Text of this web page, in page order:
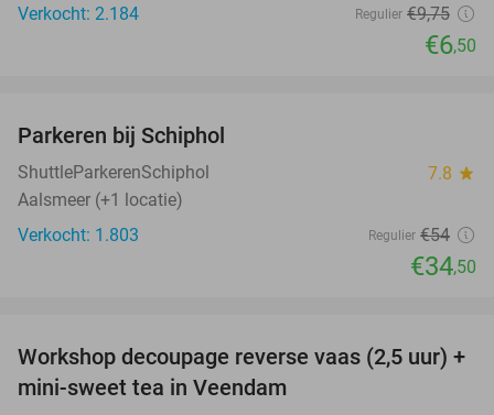
Verkocht: 2.184
Regulier €9,75
€6,50
Parkeren bij Schiphol
ShuttleParkerenSchiphol 7.8 star
Aalsmeer (+1 locatie)
Verkocht: 1.803
Regulier €54
€34,50
40%
Workshop decoupage reverse vaas (2,5 uur) +
mini-sweet tea in Veendam